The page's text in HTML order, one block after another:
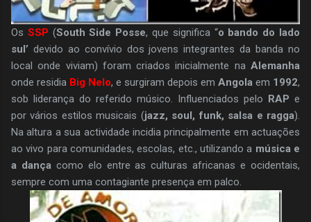
Os SSP (South Side Posse, que significa “o bando do lado
sul’ devido ao convívio dos jovens integrantes da banda no
local onde viviam) foram criados inicialmente na Alemanha
onde residia Big Nelo, e surgiram depois em Angola em 1992,
sob liderança do referido músico. Influenciados pelo RAP e
por vários estilos musicais (jazz, soul, funk, salsa e ragga).
Na altura a sua actividade incidia principalmente em actuações
ao vivo para comunidades, escolas, etc., utilizando a música e
a dançacomo elo entre as culturas africanas e ocidentais,
sempre com uma contagiante presença em palco.